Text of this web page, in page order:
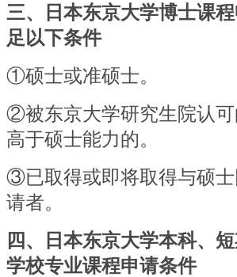
三、日本东京大学博士课
足以下条件
①硕士或准硕士。
②被东京大学研究生院认
高于硕士能力的。
③已取得或即将取得与硕
请者。
四、日本东京大学本科、
学校专业课程申请条件